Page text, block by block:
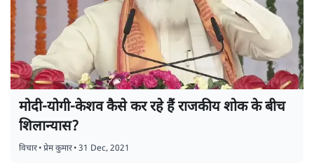
मोदी-योगी-केशव कैसे कर रहे हैं राजकीय शोक के बीच
शिलान्यास?
विचार•प्रेम कुमार•31 Dec, 2021